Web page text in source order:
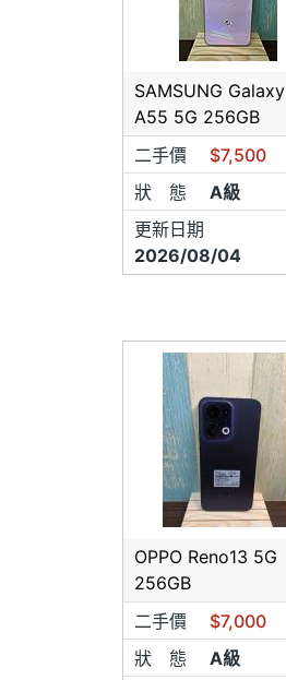
SAMSUNG Galaxy
A55 5G 256GB
二手價
$7,500
狀 態
A級
更新日期
2026/08/04
OPPO Reno13 5G
256GB
二手價
$7,000
狀 態
A級